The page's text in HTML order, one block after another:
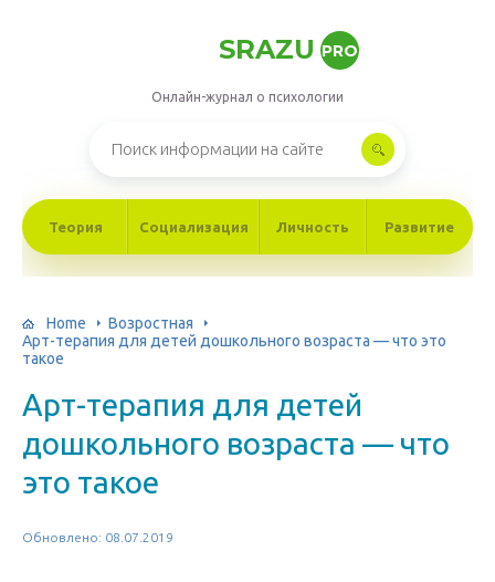
SRAZU PRO
Онлайн-журнал о психологии
Теория Социализация Личность Развитие
Home
Возростная
Арт-терапия для детей дошкольного возраста — что это
такое
Арт-терапия для детей
дошкольного возраста — что
это такое
Обновлено: 08.07.2019